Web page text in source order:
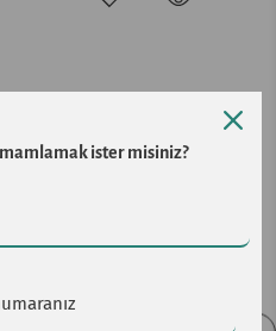
ister misiniz?